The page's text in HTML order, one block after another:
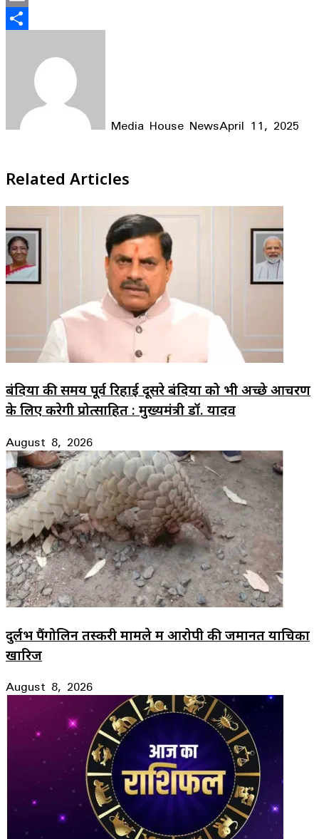
Email
Media House NewsApril 11, 2025
Related Articles
बंदियों की समय पूर्व रिहाई दूसरे बंदियों को भी अच्छे आचरण
के लिए करेगी प्रोत्साहित : मुख्यमंत्री डॉ. यादव
August 8, 2026
दुर्लभ पैंगोलिन तस्करी मामले में आरोपी की जमानत याचिका
खारिज
August 8, 2026